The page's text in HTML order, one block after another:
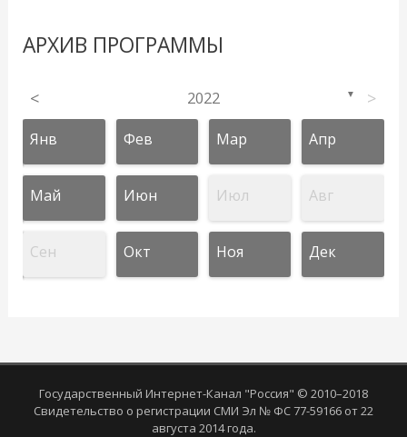
АРХИВ ПРОГРАММЫ
< 2022 ▼ >
Янв Фев Мар Апр
Май Июн Июл Авг
Сен Окт Ноя Дек
Государственный Интернет-Канал "Россия" © 2010–2018
Свидетельство о регистрации СМИ Эл № ФС 77-59166 от 22
августа 2014 года.